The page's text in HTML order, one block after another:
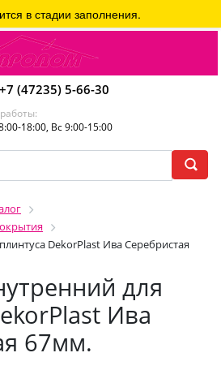
+7 (47235) 5-66-30
18:00, Вс 9:00-15:00
DekorPlast Ива Серебристая
для
Ива
67мм.
в стадии заполнения.